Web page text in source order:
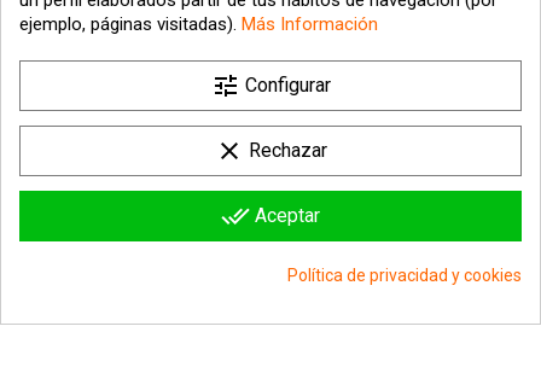
Información sobre la tienda 
ejemplo, páginas visitadas). Más Información
tune Configurar
clear Rechazar
done_all Aceptar
Política de privacidad y cookies